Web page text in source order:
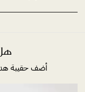
أضف حقيبة